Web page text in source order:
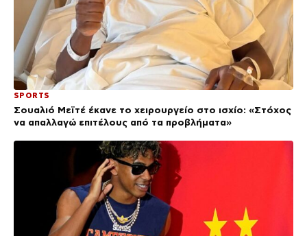
SPORTS
Σουαλιό Μεϊτέ έκανε το χειρουργείο στο ισχίο: «Στόχος
να απαλλαγώ επιτέλους από τα προβλήματα»